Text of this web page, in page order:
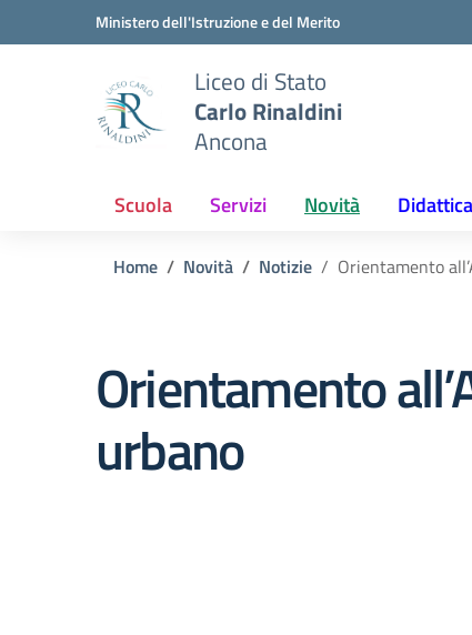
Vai ai contenuti
Vai al menu di navigazioneMinistero dell'Istruzione e del Merito
Liceo di Stato
Carlo Rinaldini
Ancona
Scuola Servizi Novità Didattica
Home Novità Notizie Orientamento
Orientamento
urbano